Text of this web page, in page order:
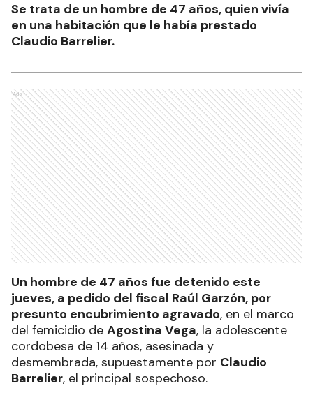
Se trata de un hombre de 47 años, quien vivía
en una habitación que le había prestado
Claudio Barrelier.
Ads
Un hombre de 47 años fue detenido este
jueves, a pedido del fiscal Raúl Garzón, por
presunto encubrimiento agravado, en el marco
del femicidio de Agostina Vega, la adolescente
cordobesa de 14 años, asesinada y
desmembrada, supuestamente por Claudio
Barrelier, el principal sospechoso.